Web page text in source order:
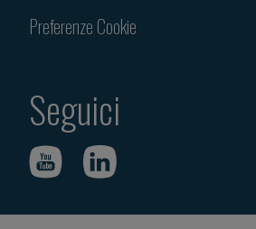
Preferenze Cookie
Seguici